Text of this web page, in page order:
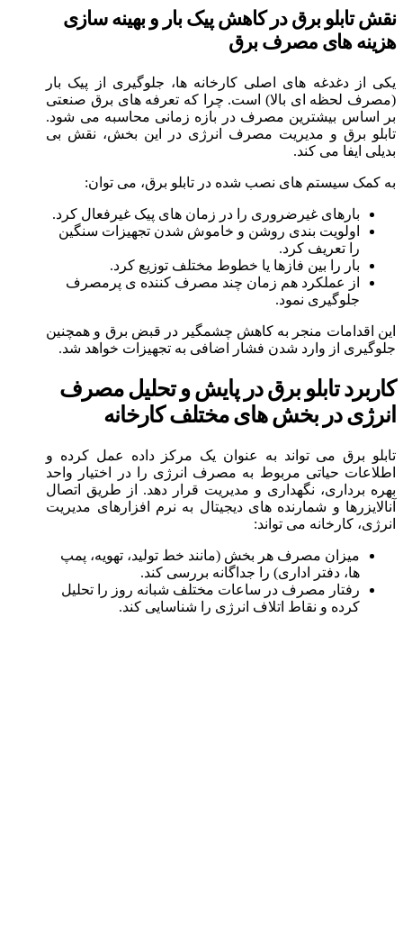
نقش تابلو برق در کاهش پیک بار و بهینه سازی
هزینه های مصرف برق
یکی از دغدغه های اصلی کارخانه ها، جلوگیری از پیک بار
(مصرف لحظه ای بالا) است. چرا که تعرفه های برق صنعتی
بر اساس بیشترین مصرف در بازه زمانی محاسبه می شود.
تابلو برق و مدیریت مصرف انرژی در این بخش، نقش بی
بدیلی ایفا می کند.
به کمک سیستم های نصب شده در تابلو برق، می توان:
بارهای غیرضروری را در زمان های پیک غیرفعال کرد.
اولویت بندی روشن و خاموش شدن تجهیزات سنگین
را تعریف کرد.
بار را بین فازها یا خطوط مختلف توزیع کرد.
از عملکرد هم زمان چند مصرف کننده ی پرمصرف
جلوگیری نمود.
این اقدامات منجر به کاهش چشمگیر در قبض برق و همچنین
جلوگیری از وارد شدن فشار اضافی به تجهیزات خواهد شد.
کاربرد تابلو برق در پایش و تحلیل مصرف
انرژی در بخش های مختلف کارخانه
تابلو برق می تواند به عنوان یک مرکز داده عمل کرده و
اطلاعات حیاتی مربوط به مصرف انرژی را در اختیار واحد
بهره برداری، نگهداری و مدیریت قرار دهد. از طریق اتصال
آنالایزرها و شمارنده های دیجیتال به نرم افزارهای مدیریت
انرژی، کارخانه می تواند:
میزان مصرف هر بخش (مانند خط تولید، تهویه، پمپ
ها، دفتر اداری) را جداگانه بررسی کند.
رفتار مصرف در ساعات مختلف شبانه روز را تحلیل
کرده و نقاط اتلاف انرژی را شناسایی کند.